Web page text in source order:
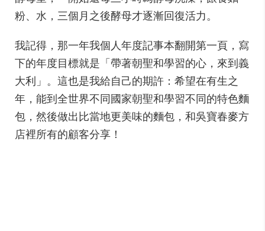
粉、水，三個月之後酵母才逐漸回復活力。
我記得，那一年我個人年度記事本翻開第一頁，寫
下的年度目標就是「帶著朝聖和學習的心，來到義
大利」。這也是我給自己的期許：希望在有生之
年，能到全世界不同國家朝聖和學習不同的特色麵
包，然後做出比當地更美味的麵包，和吳寶春麥方
店裡所有的顧客分享！